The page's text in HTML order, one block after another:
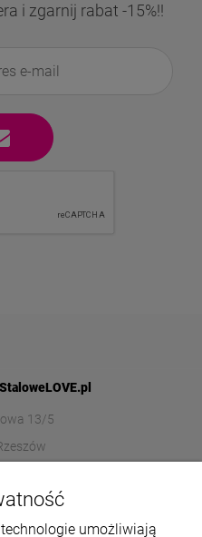
i zgarnij rabat -15%!!
13/5
umożliwiają